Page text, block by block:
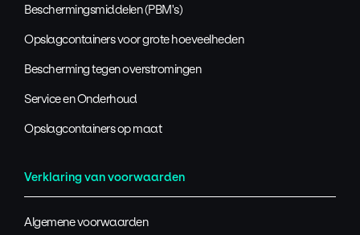
Beschermingsmiddelen (PBM's)
Opslagcontainers voor grote hoeveelheden
Bescherming tegen overstromingen
Service en Onderhoud
Opslagcontainers op maat
Verklaring van voorwaarden
Algemene voorwaarden